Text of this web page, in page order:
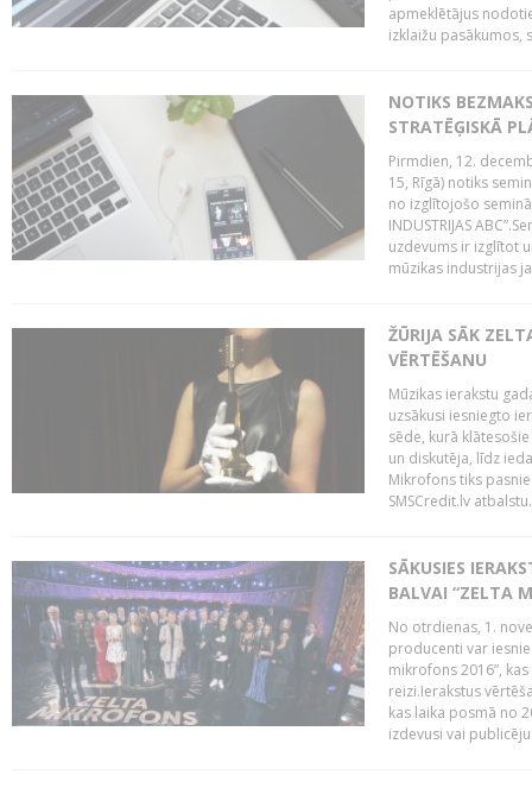
apmeklētājus
izklaižu pasākumos,
NOTIKS
STRATĒĢISKĀ
Pirmdien, 12.
15, Rīgā) notiks
no izglītojošo
INDUSTRIJAS
uzdevums ir izglītot
mūzikas industrijas
ŽŪRIJA SĀK
VĒRTĒŠANU
Mūzikas ierakstu
uzsākusi iesniegto
sēde, kurā
un diskutēja, līdz
Mikrofons tiks
SMSCredit.lv
SĀKUSIES
BALVAI “ZELTA
No otrdienas, 1.
producenti var
mikrofons 2016”,
reizi.Ierakstus
kas laika posmā no
izdevusi vai